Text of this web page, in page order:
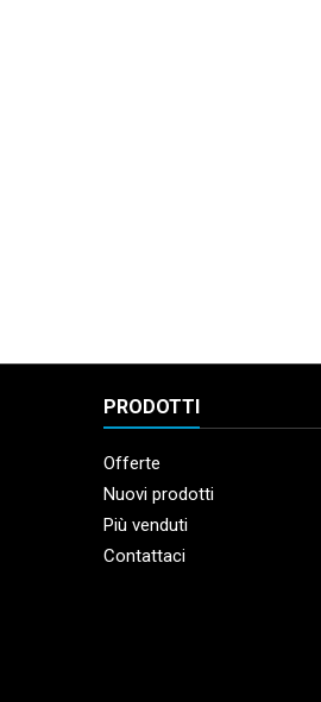
PRODOTTI
Offerte
Nuovi prodotti
Più venduti
Contattaci